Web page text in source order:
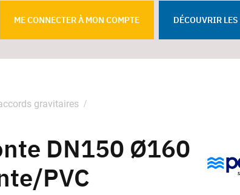
ME CONNECTER À MON COMPTE DÉCOUVRIR LES
gravitaires
DN150 Ø160
PVC